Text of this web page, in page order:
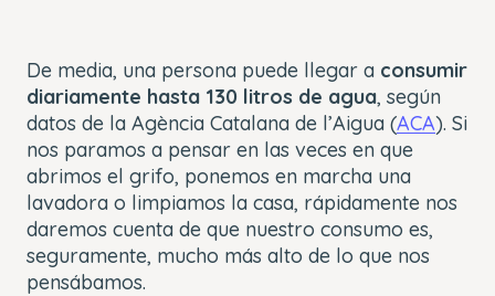
De media, una persona puede llegar a consumir
diariamente hasta 130 litros de agua, según
datos de la Agència Catalana de l’Aigua (ACA). Si
nos paramos a pensar en las veces en que
abrimos el grifo, ponemos en marcha una
lavadora o limpiamos la casa, rápidamente nos
daremos cuenta de que nuestro consumo es,
seguramente, mucho más alto de lo que nos
pensábamos.